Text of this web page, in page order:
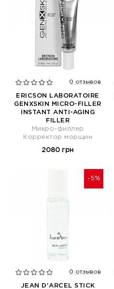
0 отзывов
ERICSON LABORATOIRE
GENXSKIN MICRO-FILLER
INSTANT ANTI-AGING
FILLER
Микро-филлер
Корректор морщин
2080 грн
-5%
0 отзывов
JEAN D'ARCEL STICK